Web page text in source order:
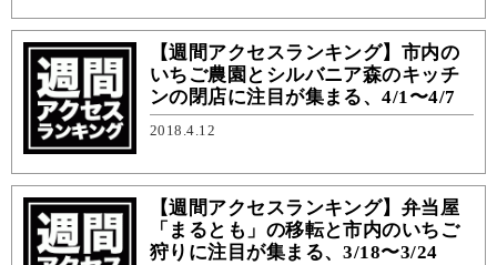
【週間アクセスランキング】市内の
いちご農園とシルバニア森のキッチ
ンの閉店に注目が集まる、4/1〜4/7
2018.4.12
【週間アクセスランキング】弁当屋
「まるとも」の移転と市内のいちご
狩りに注目が集まる、3/18〜3/24